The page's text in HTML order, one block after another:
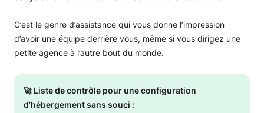
C’est le genre d’assistance qui vous donne l’impression
d’avoir une équipe derrière vous, même si vous dirigez une
petite agence à l’autre bout du monde.
🚀 Liste de contrôle pour une configuration
d’hébergement sans souci :